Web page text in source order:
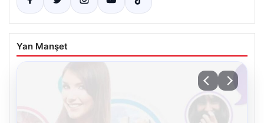
Yan Manşet